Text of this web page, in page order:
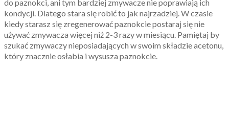
do paznokci, ani tym bardziej zmywacze nie poprawiają ich
kondycji. Dlatego stara się robić to jak najrzadziej. W czasie
kiedy starasz się zregenerować paznokcie postaraj się nie
używać zmywacza więcej niż 2-3 razy w miesiącu. Pamiętaj by
szukać zmywaczy nieposiadających w swoim składzie acetonu,
który znacznie osłabia i wysusza paznokcie.